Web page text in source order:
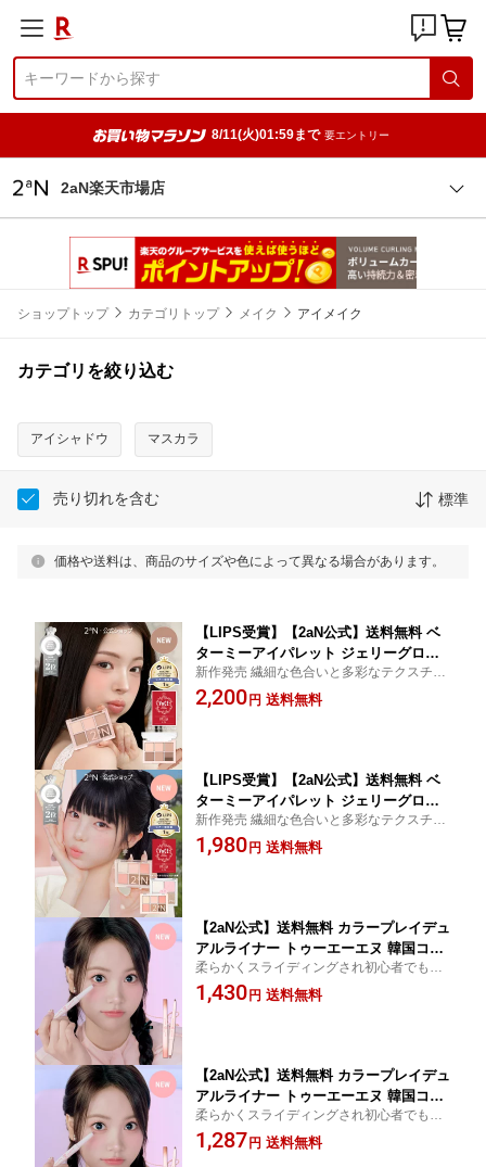
8/11(火)01:59まで 要エントリー
2aN楽天市場店
ショップトップ カテゴリトップ メイク アイメイク
カテゴリを絞り込む
アイシャドウ マスカラ
売り切れを含む 標準
価格や送料は、商品のサイズや色によって異なる場合があります。
【LIPS受賞】【2aN公式】送料無料 ベ
ターミーアイパレット ジェリーグロウ
ハイライタートゥーエーエヌ 韓国コス
メ アイシャドウパレット アイシャドウ
新作発売 繊細な色合いと多彩なテクスチャ
ーでウェアラブルに演出できるアイパレッ
ト
2,200 円 送料無料
【LIPS受賞】【2aN公式】送料無料 ベ
ターミーアイパレット ジェリーグロウ
ハイライタートゥーエーエヌ 韓国コス
メ アイシャドウパレット アイシャドウ
新作発売 繊細な色合いと多彩なテクスチャ
ーでウェアラブルに演出できるアイパレッ
ト
1,980 円 送料無料
【2aN公式】送料無料 カラープレイデュ
アルライナー トゥーエーエヌ 韓国コス
メ アイシャドウパレット アイシャドウ
パレット アイパレット 高発色 密着 メ
柔らかくスライディングされ初心者でも簡
単に使用 陰影、涙袋ALL IN ONE!
1,430 円 送料無料
【2aN公式】送料無料 カラープレイデュ
アルライナー トゥーエーエヌ 韓国コス
メ アイシャドウパレット アイシャドウ
パレット アイパレット 高発色 密着 メ
柔らかくスライディングされ初心者でも簡
単に使用 陰影、涙袋ALL IN ONE!
1,287 円 送料無料